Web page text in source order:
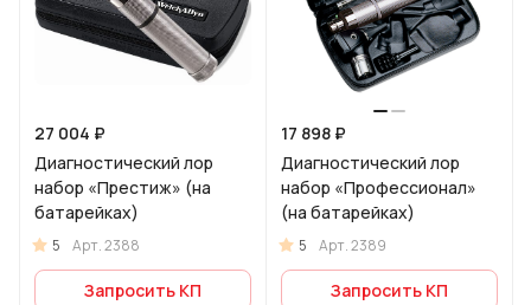
27 004 ₽
Диагностический лор
набор «Престиж» (на
батарейках)
5 Арт.2388
Запросить КП
17 898 ₽
Диагностический лор
набор «Профессионал»
(на батарейках)
5 Арт.2389
Запросить КП